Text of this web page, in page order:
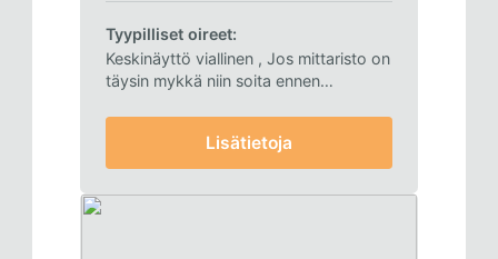
Tyypilliset oireet:
Keskinäyttö viallinen , Jos mittaristo on
täysin mykkä niin soita ennen
Lisätietoja